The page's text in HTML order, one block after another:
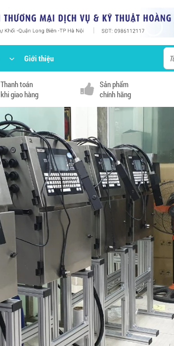
Giới thiệu
Thanh toán
khi giao hàng
Sản phẩm
chính hãng